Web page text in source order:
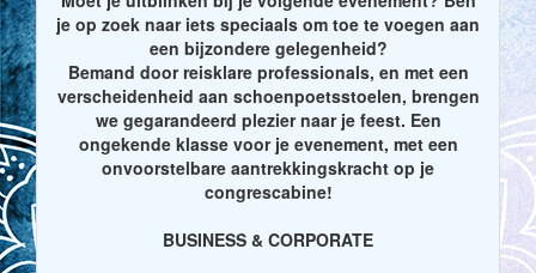
je op zoek naar iets speciaals om toe te voegen aan
een bijzondere gelegenheid?
Bemand door reisklare professionals, en met een
verscheidenheid aan schoenpoetsstoelen, brengen
we gegarandeerd plezier naar je feest. Een
ongekende klasse voor je evenement, met een
onvoorstelbare aantrekkingskracht op je
congrescabine!
BUSINESS & CORPORATE